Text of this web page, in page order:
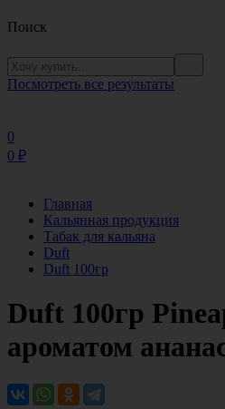
Поиск
Посмотреть все результаты
0
0 ₽
Главная
Кальянная продукция
Табак для кальяна
Duft
Duft 100гр
Duft 100гр
ароматом